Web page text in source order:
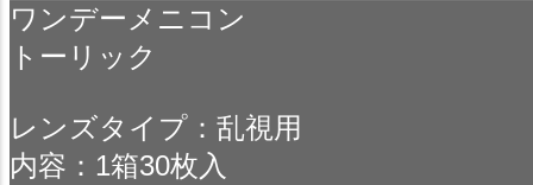
ワンデーメニコン
トーリック
レンズタイプ：乱視用
内容：1箱30枚入